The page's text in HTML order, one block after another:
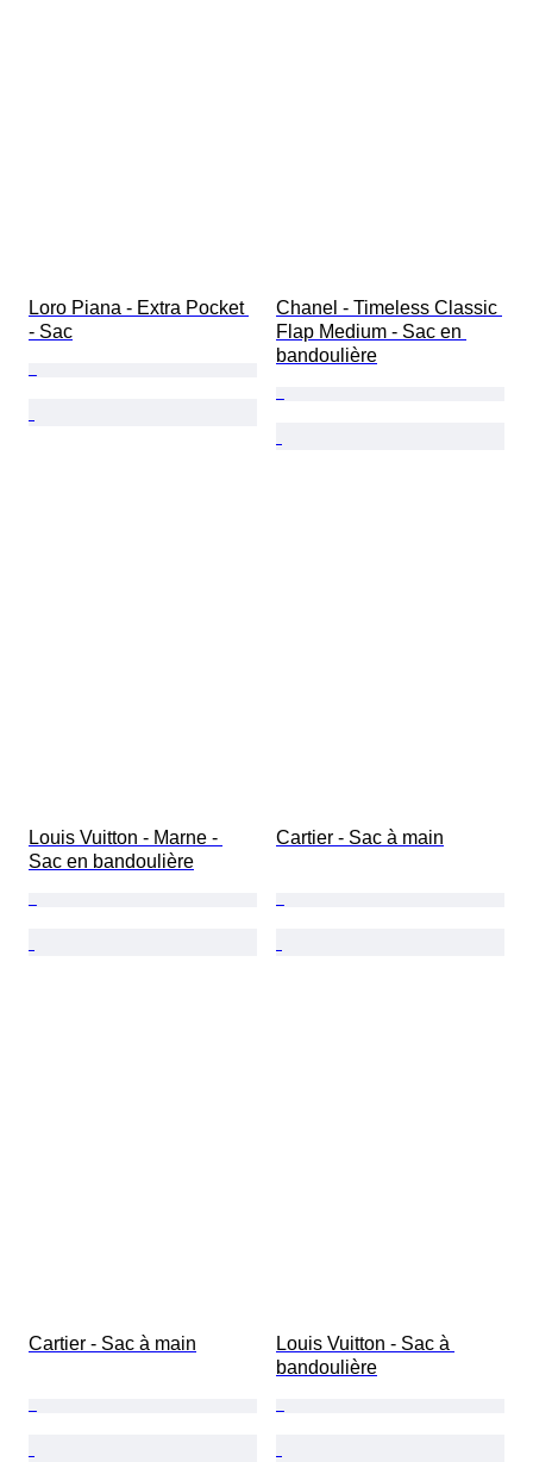
Loro Piana - Extra Pocket
- Sac
Chanel - Timeless Classic
Flap Medium - Sac en
bandoulière
Louis Vuitton - Marne -
Sac en bandoulière
Cartier - Sac à main
Cartier - Sac à main
Louis Vuitton - Sac à
bandoulière